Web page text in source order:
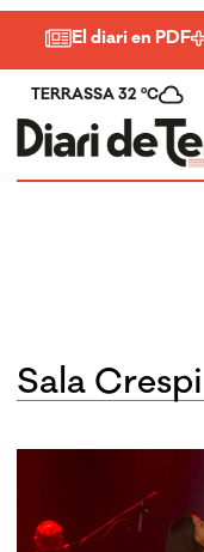
El diari en PDF
TERRASSA 32 ºC
Sala Crespi